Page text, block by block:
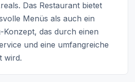
Das Restaurant bietet
Menüs als auch ein
Konzept, das durch einen
und eine umfangreiche
wird.